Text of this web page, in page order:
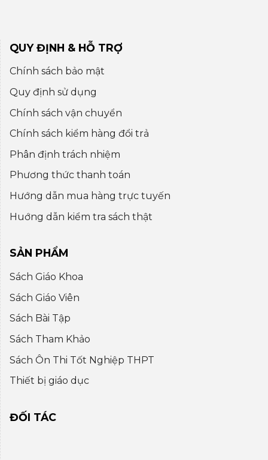
QUY ĐỊNH & HỖ TRỢ
Chính sách bảo mật
Quy định sử dụng
Chính sách vận chuyển
Chính sách kiểm hàng đổi trả
Phân định trách nhiệm
Phương thức thanh toán
Hướng dẫn mua hàng trực tuyến
Huớng dẫn kiểm tra sách thật
SẢN PHẨM
Sách Giáo Khoa
Sách Giáo Viên
Sách Bài Tập
Sách Tham Khảo
Sách Ôn Thi Tốt Nghiệp THPT
Thiết bị giáo dục
ĐỐI TÁC